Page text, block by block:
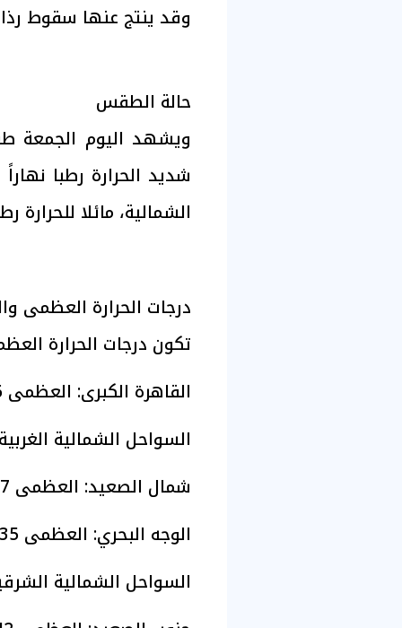
وقد ينتج عنها سقوط
حالة الطقس
ويشهد اليوم الجمعة
شديد الحرارة رطبا
الشمالية، مائلا للحرارة
درجات الحرارة
تكون درجات الحرارة
القاهرة الكبرى: العظمى 36، المحسوسة 38.
السواحل الشمالية الغربية: العظمى
شمال الصعيد: العظمى 37، المحسوسة 39.
الوجه البحري: العظمى 35، المحسوسة 37.
السواحل الشمالية الشرقية: